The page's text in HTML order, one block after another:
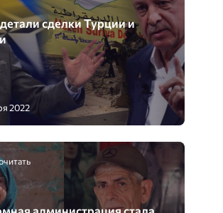
сделки Турции и
2022
администрация стала